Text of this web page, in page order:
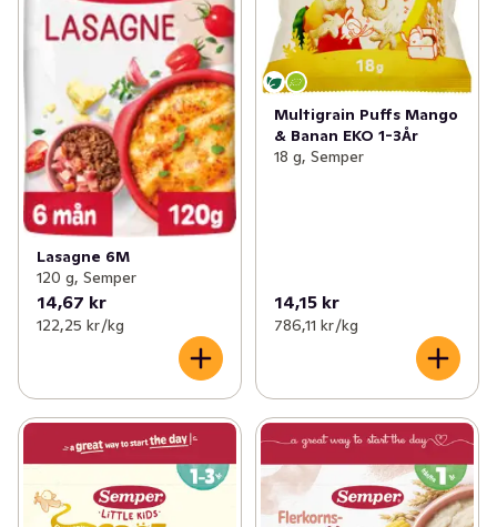
Lasagne 6M
120 g, Semper
14,67 kr
122,25 kr /kg
Multigrain Puffs Mango
& Banan EKO 1-3År
18 g, Semper
14,15 kr
786,11 kr /kg